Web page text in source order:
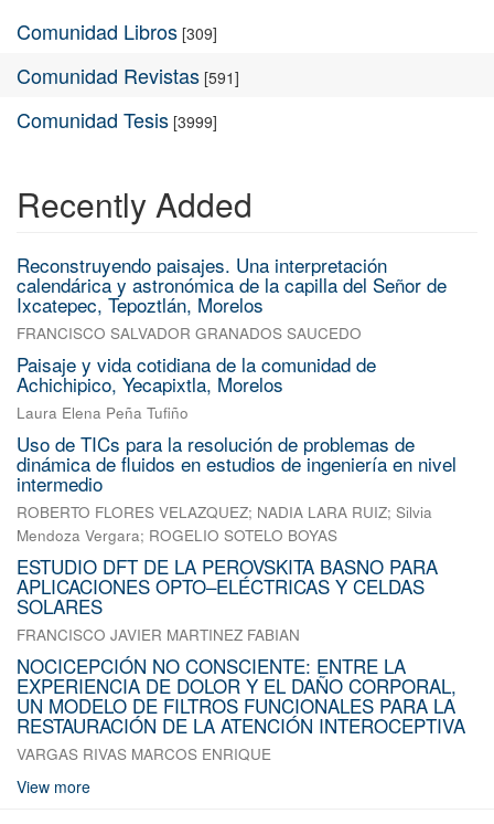
Comunidad Libros [309]
Comunidad Revistas [591]
Comunidad Tesis [3999]
Recently Added
Reconstruyendo paisajes. Una interpretación
calendárica y astronómica de la capilla del Señor de
Ixcatepec, Tepoztlán, Morelos
FRANCISCO SALVADOR GRANADOS SAUCEDO
Paisaje y vida cotidiana de la comunidad de
Achichipico, Yecapixtla, Morelos
Laura Elena Peña Tufiño
Uso de TICs para la resolución de problemas de
dinámica de fluidos en estudios de ingeniería en nivel
intermedio
ROBERTO FLORES VELAZQUEZ; NADIA LARA RUIZ; Silvia
Mendoza Vergara; ROGELIO SOTELO BOYAS
ESTUDIO DFT DE LA PEROVSKITA BASNO PARA
APLICACIONES OPTO–ELÉCTRICAS Y CELDAS
SOLARES
FRANCISCO JAVIER MARTINEZ FABIAN
NOCICEPCIÓN NO CONSCIENTE: ENTRE LA
EXPERIENCIA DE DOLOR Y EL DAÑO CORPORAL,
UN MODELO DE FILTROS FUNCIONALES PARA LA
RESTAURACIÓN DE LA ATENCIÓN INTEROCEPTIVA
VARGAS RIVAS MARCOS ENRIQUE
View more